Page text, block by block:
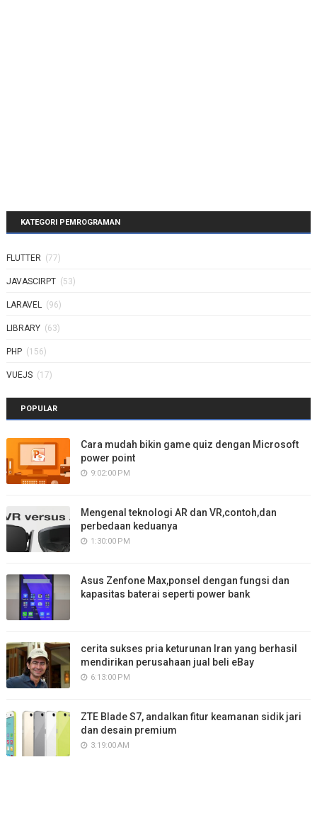
KATEGORI PEMROGRAMAN
FLUTTER (77)
JAVASCIRPT (53)
LARAVEL (96)
LIBRARY (63)
PHP (156)
VUEJS (17)
POPULAR
Cara mudah bikin game quiz dengan Microsoft
power point
9:02:00 PM
Mengenal teknologi AR dan VR,contoh,dan
perbedaan keduanya
1:30:00 PM
Asus Zenfone Max,ponsel dengan fungsi dan
kapasitas baterai seperti power bank
cerita sukses pria keturunan Iran yang berhasil
mendirikan perusahaan jual beli eBay
6:13:00 PM
ZTE Blade S7, andalkan fitur keamanan sidik jari
dan desain premium
3:19:00 AM